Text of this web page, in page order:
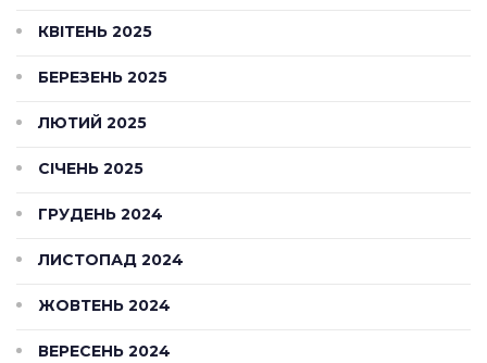
КВІТЕНЬ 2025
БЕРЕЗЕНЬ 2025
ЛЮТИЙ 2025
СІЧЕНЬ 2025
ГРУДЕНЬ 2024
ЛИСТОПАД 2024
ЖОВТЕНЬ 2024
ВЕРЕСЕНЬ 2024